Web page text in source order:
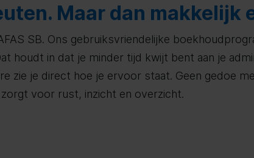
Maar dan makkelijk
SB. Ons gebruiksvriendelijke
houdt in dat je minder tijd kwijt bent aan je
zie je direct hoe je ervoor staat. Geen gedoe
voor rust, inzicht en overzicht.